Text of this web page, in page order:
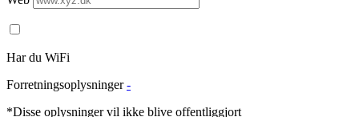
Har du WiFi
Forretningsoplysninger -
*Disse oplysninger vil ikke blive offentliggjort